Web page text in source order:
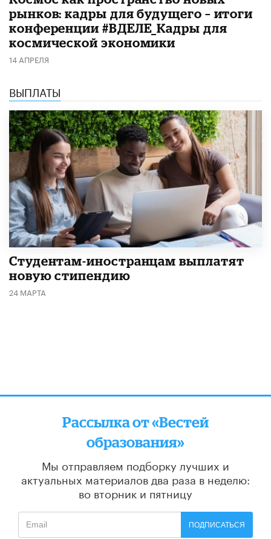
рынков: кадры для будущего – итоги
конференции #ВДЕЛЕ_Кадры для
космической экономики
14 АПРЕЛЯ
ВЫПЛАТЫ
Студентам-иностранцам выплатят
новую стипендию
24 МАРТА
Рассылка от «Вестей
образования»
Мы отправляем подборку лучших и
актуальных материалов два раза в неделю:
во вторник и пятницу
ПОДПИСАТЬСЯ